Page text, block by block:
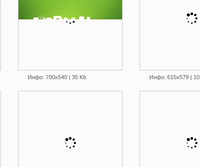
Инфо: 700х540 | 35 Kb Инфо: 615х579 |